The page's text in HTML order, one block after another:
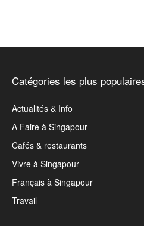
Catégories les plus
Actualités & Info
A Faire à Singapour
Cafés & restaurants
Vivre à Singapour
Français à Singapour
Travail